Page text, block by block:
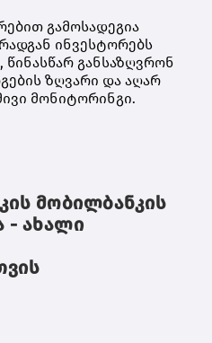
გამოსადეგია
ინვესტორებს
განსაზღვრონ
ზღვარი და აღარ
მონიტორინგი.
მობილბანკის
- ახალი